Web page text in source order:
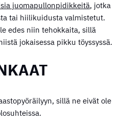
juomapullonpidikkeitä, jotka
tai hiilikuidusta valmistetut.
edes niin tehokkaita, sillä
jokaisessa pikku töyssyssä.
sillä ne eivät ole